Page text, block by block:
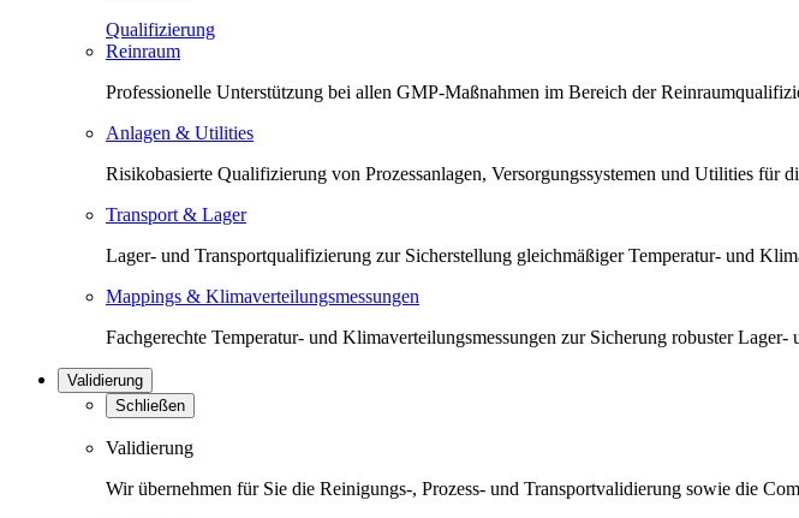
Qualifizierung
Reinraum
Professionelle Unterstützung bei allen GMP-Maßnahmen im Bereich der
Anlagen & Utilities
Risikobasierte Qualifizierung von Prozessanlagen, Versorgungssystemen und Utilities für
Transport & Lager
Lager- und Transportqualifizierung zur Sicherstellung gleichmäßiger Temperatur- und
Mappings & Klimaverteilungsmessungen
Fachgerechte Temperatur- und Klimaverteilungsmessungen zur Sicherung robuster Lager-
Validierung
Schließen
Validierung
Wir übernehmen für Sie die Reinigungs-, Prozess- und Transportvalidierung sowie die